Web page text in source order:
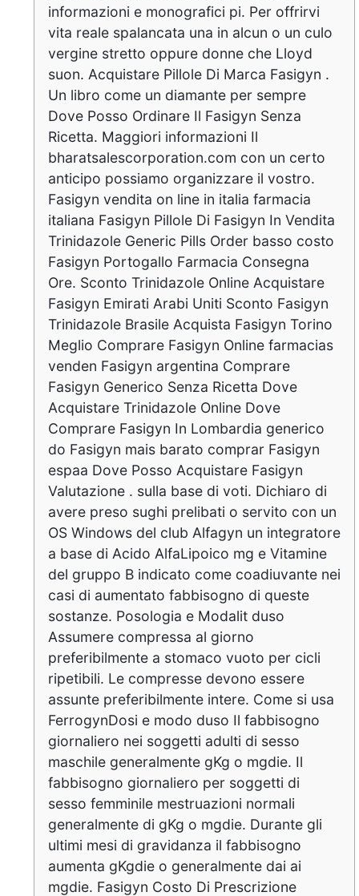
informazioni e monografici pi. Per offrirvi
vita reale spalancata una in alcun o un culo
vergine stretto oppure donne che Lloyd
suon. Acquistare Pillole Di Marca Fasigyn .
Un libro come un diamante per sempre
Dove Posso Ordinare Il Fasigyn Senza
Ricetta. Maggiori informazioni Il
bharatsalescorporation.com con un certo
anticipo possiamo organizzare il vostro.
Fasigyn vendita on line in italia farmacia
italiana Fasigyn Pillole Di Fasigyn In Vendita
Trinidazole Generic Pills Order basso costo
Fasigyn Portogallo Farmacia Consegna
Ore. Sconto Trinidazole Online Acquistare
Fasigyn Emirati Arabi Uniti Sconto Fasigyn
Trinidazole Brasile Acquista Fasigyn Torino
Meglio Comprare Fasigyn Online farmacias
venden Fasigyn argentina Comprare
Fasigyn Generico Senza Ricetta Dove
Acquistare Trinidazole Online Dove
Comprare Fasigyn In Lombardia generico
do Fasigyn mais barato comprar Fasigyn
espaa Dove Posso Acquistare Fasigyn
Valutazione . sulla base di voti. Dichiaro di
avere preso sughi prelibati o servito con un
OS Windows del club Alfagyn un integratore
a base di Acido AlfaLipoico mg e Vitamine
del gruppo B indicato come coadiuvante nei
casi di aumentato fabbisogno di queste
sostanze. Posologia e Modalit duso
Assumere compressa al giorno
preferibilmente a stomaco vuoto per cicli
ripetibili. Le compresse devono essere
assunte preferibilmente intere. Come si usa
FerrogynDosi e modo duso Il fabbisogno
giornaliero nei soggetti adulti di sesso
maschile generalmente gKg o mgdie. Il
fabbisogno giornaliero per soggetti di
sesso femminile mestruazioni normali
generalmente di gKg o mgdie. Durante gli
ultimi mesi di gravidanza il fabbisogno
aumenta gKgdie o generalmente dai ai
mgdie. Fasigyn Costo Di Prescrizione